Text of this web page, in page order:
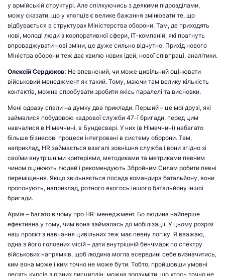
у армійській структурі. Але спілкуючись з деякими підрозділами,
можу сказати, що у хлопців є велике бажання змінювати те, що
відбувається в структурах Міністерства оборони. Там, де приходять
нові, молоді люди з корпоративної сфери, ІТ-компаній, які прагнуть
впроваджувати нові зміни, це дуже сильно відчутно. Прихід нового
Міністра оборони теж дає хвилю нових ідей, нової співпраці, аналітики.
Олексій Сердюков: Не впевнений, чи може цивільний оцінювати
військовий менеджмент як такий. Тому, маючи там велику кількість
контактів, можна спробувати зробити якісь паралелі та висновки.
Мені одразу спали на думку два приклади. Перший – це мої друзі, які
займалися побудовою кадрової служби 47-ї бригади, перед цим
навчалися в Німеччині, в Бундесвері. У них (в Німеччині) набагато
більше бізнесові процеси інтегровані в систему оборони. Там,
наприклад, HR займається взагалі зовнішня служба і вони згідно зі
своїми внутрішніми критеріями, методиками та метриками певним
чином оцінюють людей і рекомендують Збройним Силам робити певні
переміщення. Якщо звільняється посада командира батальйону, вони
пропонують, наприклад, ротного якогось іншого батальйону іншої
бригади.
Армія – багато в чому про HR-менеджмент. Бо людина найперше
ефективна у тому, чим вона займалась до мобілізації. У цьому розрізі
наш проєкт з навчання цивільних теж має певну логіку. Я вважаю,
одна з його головних місій – дати внутрішній бенчмарк по спектру
військових напрямків, щоб людина могла всередині себе визначитись,
ким вона може і ким точно не може бути. Тобто, пройшовши умовні
десять курсів з різних дисциплін, можна зрозуміти, що хтось точно не